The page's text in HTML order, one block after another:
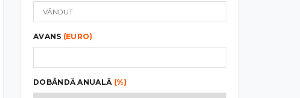
AVANS (EURO)
DOBÂNDĂ ANUALĂ (%)